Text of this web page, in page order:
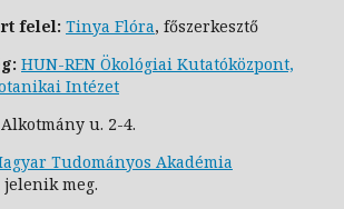
felel: Tinya Flóra, főszerkesztő
HUN-REN Ökológiai Kutatóközpont,
Intézet
u. 2-4.
Tudományos Akadémia
jelenik meg.